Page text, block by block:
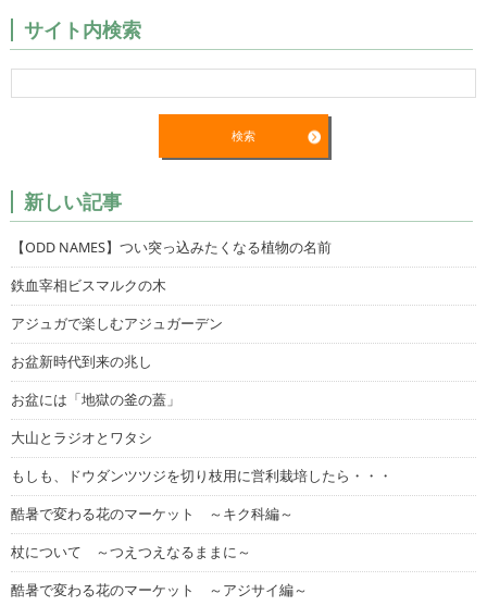
サイト内検索
新しい記事
【ODD NAMES】つい突っ込みたくなる植物の名前
鉄血宰相ビスマルクの木
アジュガで楽しむアジュガーデン
お盆新時代到来の兆し
お盆には「地獄の釜の蓋」
大山とラジオとワタシ
もしも、ドウダンツツジを切り枝用に営利栽培したら・・・
酷暑で変わる花のマーケット ～キク科編～
杖について ～つえつえなるままに～
酷暑で変わる花のマーケット ～アジサイ編～